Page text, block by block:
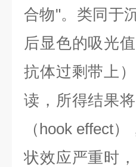
合物"。类同于
后显色的吸光
抗体过剩带上
读，所得结果
（hook effect）
状效应严重时